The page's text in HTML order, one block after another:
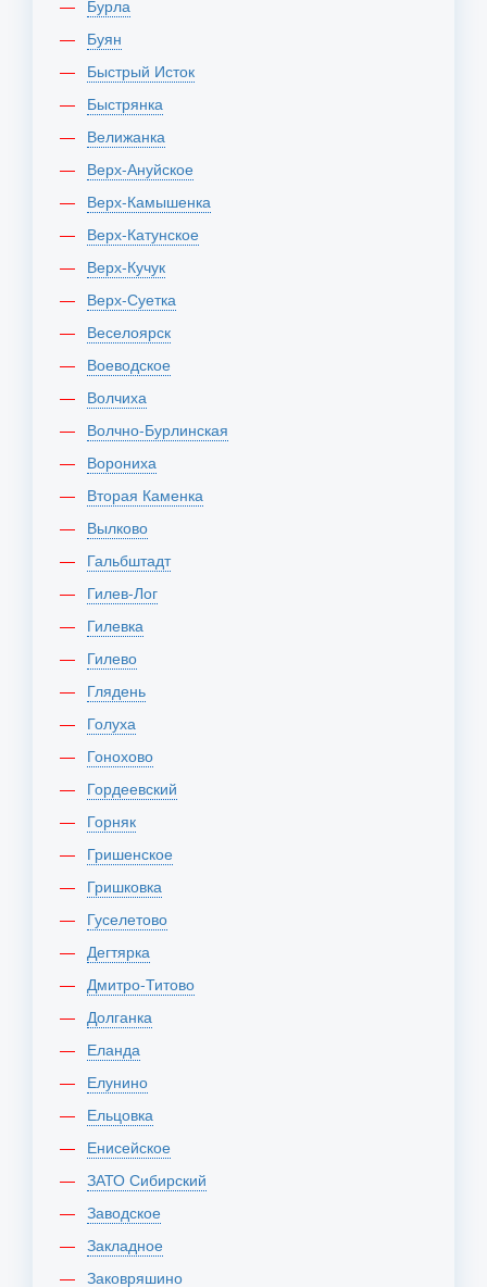
Бурла
Буян
Быстрый Исток
Быстрянка
Велижанка
Верх-Ануйское
Верх-Камышенка
Верх-Катунское
Верх-Кучук
Верх-Суетка
Веселоярск
Воеводское
Волчиха
Волчно-Бурлинская
Ворониха
Вторая Каменка
Вылково
Гальбштадт
Гилев-Лог
Гилевка
Гилево
Глядень
Голуха
Гонохово
Гордеевский
Горняк
Гришенское
Гришковка
Гуселетово
Дегтярка
Дмитро-Титово
Долганка
Еланда
Елунино
Ельцовка
Енисейское
ЗАТО Сибирский
Заводское
Закладное
Заковряшино